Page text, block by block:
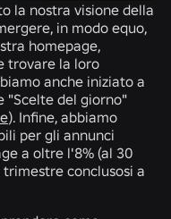
la nostra visione della
in modo equo,
homepage,
trovare la loro
anche iniziato a
"Scelte del giorno"
). Infine, abbiamo
per gli annunci
a oltre l'8% (al 30
conclusosi a